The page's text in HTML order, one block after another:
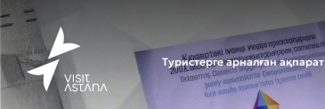
Туристерге арналған ақпарат